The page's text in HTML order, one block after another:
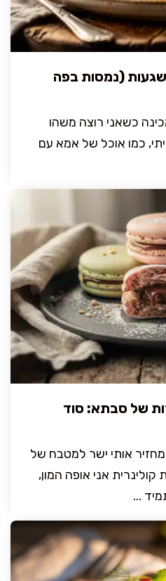
(נמסות בפה
כשאני רוצה משהו
כמו אוכל של אמא עם
של סבתא: סוד
אותי ישר למטבח של
אני אופה המון,
...